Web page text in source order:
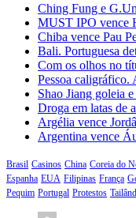
Ching Fung e
MUST IPO vence
Chiba vence Pau
Bali. Portuguesa
Com os olhos no
Pessoa caligráfico.
Shao Jiang goleia
Droga em latas de
Argélia vence
Argentina vence
Brasil Casinos China Coreia do
Espanha EUA Filipinas França
Pequim Portugal Protestos